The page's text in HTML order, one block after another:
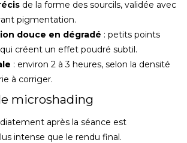
de la forme des sourcils, validée avec
pigmentation.
douce en dégradé : petits points
créent un effet poudré subtil.
: environ 2 à 3 heures, selon la densité
à corriger.
microshading
après la séance est
intense que le rendu final.